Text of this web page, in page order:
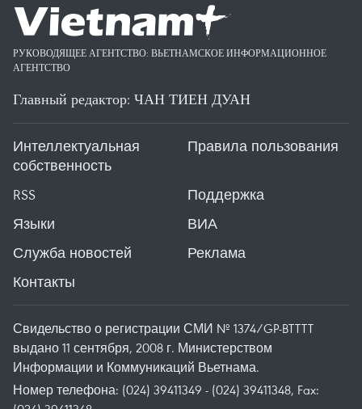
РУКОВОДЯЩЕЕ АГЕНТСТВО: ВЬЕТНАМСКОЕ ИНФОРМАЦИОННОЕ
АГЕНТСТВО
Главный редактор: ЧАН ТИЕН ДУАН
Интеллектуальная
собственность
Правила пользования
RSS
Поддержка
Языки
ВИА
Служба новостей
Реклама
Контакты
Свидельство о регистрации СМИ № 1374/GP-BTTTT
выдано 11 сентября, 2008 г. Министерством
Информации и Коммуникаций Вьетнама.
Номер телефона: (024) 39411349 - (024) 39411348, Fax: